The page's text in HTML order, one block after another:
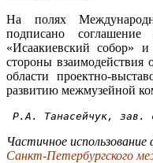
На полях
подписано
«Исаакиевский
стороны
области проектно-
развитию межмузейной
Р.А. Танасейчук, зав.
Частичное
Санкт-Петербургского